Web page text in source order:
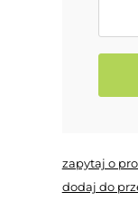
zapytaj o
dodaj do